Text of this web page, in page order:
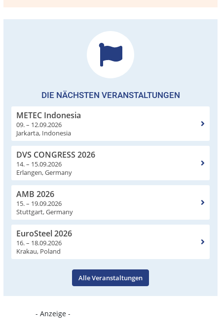
DIE NÄCHSTEN VERANSTALTUNGEN
METEC Indonesia
09. – 12.09.2026
Jarkarta, Indonesia
DVS CONGRESS 2026
14. – 15.09.2026
Erlangen, Germany
AMB 2026
15. – 19.09.2026
Stuttgart, Germany
EuroSteel 2026
16. – 18.09.2026
Krakau, Poland
Alle Veranstaltungen
- Anzeige -